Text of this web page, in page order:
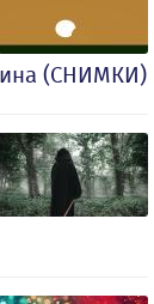
(СНИМКИ)